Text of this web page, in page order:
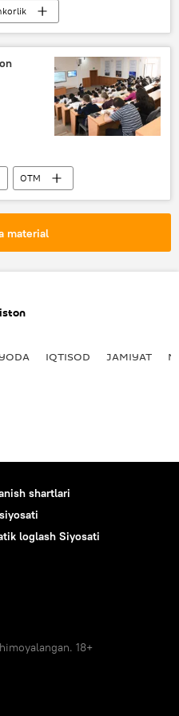
OTM
material
IQTISOD JAMIYAT
shartlari
loglash Siyosati
18+